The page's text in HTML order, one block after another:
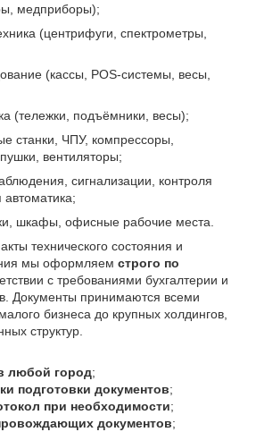
медприборы);
(центрифуги, спектрометры,
(кассы, POS-системы, весы,
(тележки, подъёмники, весы);
станки, ЧПУ, компрессоры,
вентиляторы;
сигнализации, контроля
шкафы, офисные рабочие места.
технического состояния и
мы оформляем строго по
с требованиями бухгалтерии и
Документы принимаются всеми
бизнеса до крупных холдингов,
структур.
любой город;
подготовки документов;
при необходимости;
документов;